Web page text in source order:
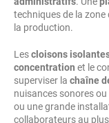
techniques de la
la production.
Lescloisons
concentration et le
superviser la chaîne
nuisances sonores
ou une grande
collaborateurs au